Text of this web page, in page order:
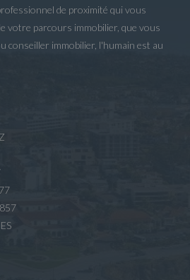
de proximité qui vous
votre parcours immobilier, que vous
conseiller immobilier, l'humain est au